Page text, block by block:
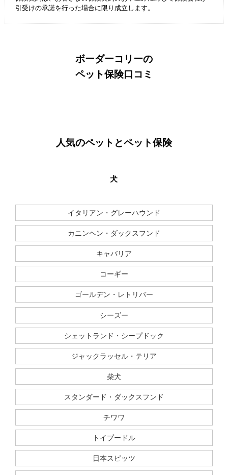
引受けの承諾を行った場合に限り成立します。
ボーダーコリーの
ペット保険口コミ
人気のペットとペット保険
犬
イタリアン・グレーハウンド
カニンヘン・ダックスフンド
キャバリア
コーギー
ゴールデン・レトリバー
シーズー
シェットランド・シープドック
ジャックラッセル・テリア
柴犬
スタンダード・ダックスフンド
チワワ
トイプードル
日本スピッツ